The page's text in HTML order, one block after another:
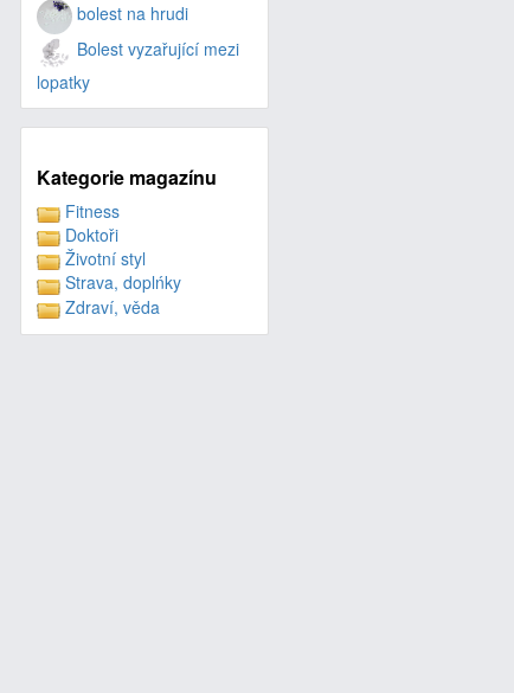
bolest na hrudi
Bolest vyzařující mezi
lopatky
Kategorie magazínu
Fitness
Doktoři
Životní styl
Strava, doplńky
Zdraví, věda